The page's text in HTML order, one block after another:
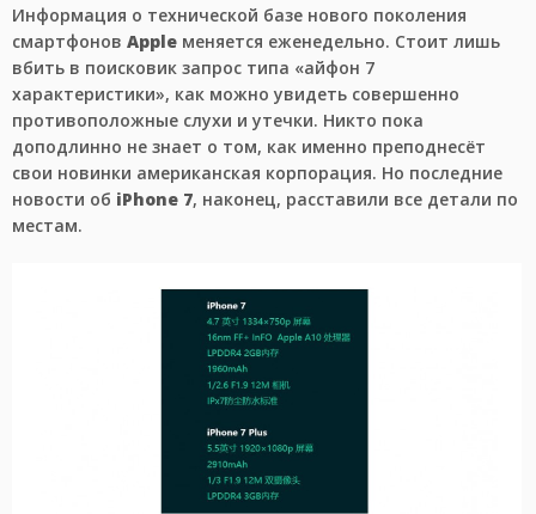
Информация о технической базе нового поколения
смартфонов Apple меняется еженедельно. Стоит лишь
вбить в поисковик запрос типа «айфон 7
характеристики», как можно увидеть совершенно
противоположные слухи и утечки. Никто пока
доподлинно не знает о том, как именно преподнесёт
свои новинки американская корпорация. Но последние
новости об iPhone 7, наконец, расставили все детали по
местам.